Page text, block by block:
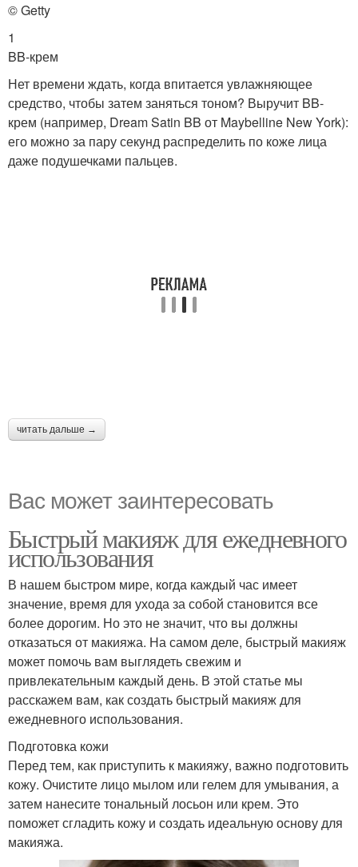
© Getty
1
BB-крем
Нет времени ждать, когда впитается увлажняющее
средство, чтобы затем заняться тоном? Выручит BB-
крем (например, Dream Satin BB от Maybelline New York):
его можно за пару секунд распределить по коже лица
даже подушечками пальцев.
читать дальше →
Вас может заинтересовать
Быстрый макияж для ежедневного
использования
В нашем быстром мире, когда каждый час имеет
значение, время для ухода за собой становится все
более дорогим. Но это не значит, что вы должны
отказаться от макияжа. На самом деле, быстрый макияж
может помочь вам выглядеть свежим и
привлекательным каждый день. В этой статье мы
расскажем вам, как создать быстрый макияж для
ежедневного использования.
Подготовка кожи
Перед тем, как приступить к макияжу, важно подготовить
кожу. Очистите лицо мылом или гелем для умывания, а
затем нанесите тональный лосьон или крем. Это
поможет сгладить кожу и создать идеальную основу для
макияжа.